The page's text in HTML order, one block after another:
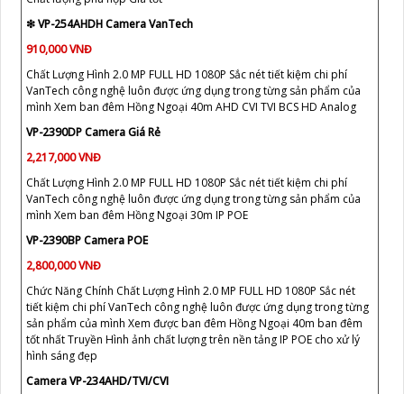
❇ VP-254AHDH Camera VanTech
910,000 VNĐ
Chất Lượng Hình 2.0 MP FULL HD 1080P Sắc nét tiết kiệm chi phí
VanTech công nghệ luôn được ứng dụng trong từng sản phẩm của
mình Xem ban đêm Hồng Ngoại 40m AHD CVI TVI BCS HD Analog
VP-2390DP Camera Giá Rẻ
2,217,000 VNĐ
Chất Lượng Hình 2.0 MP FULL HD 1080P Sắc nét tiết kiệm chi phí
VanTech công nghệ luôn được ứng dụng trong từng sản phẩm của
mình Xem ban đêm Hồng Ngoại 30m IP POE
VP-2390BP Camera POE
2,800,000 VNĐ
Chức Năng Chính Chất Lượng Hình 2.0 MP FULL HD 1080P Sắc nét
tiết kiệm chi phí VanTech công nghệ luôn được ứng dụng trong từng
sản phẩm của mình Xem được ban đêm Hồng Ngoại 40m ban đêm
tốt nhất Truyền Hình ảnh chất lượng trên nền tảng IP POE cho xử lý
hình sáng đẹp
Camera VP-234AHD/TVI/CVI